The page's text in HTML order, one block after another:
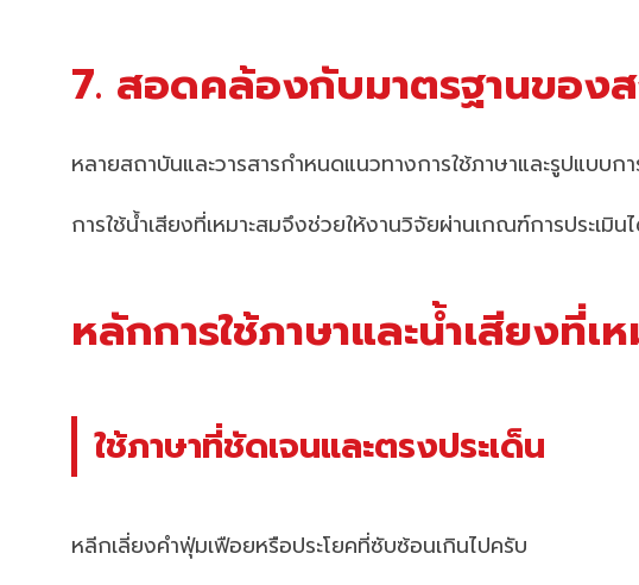
7. สอดคล้องกับมาตรฐานของส
หลายสถาบันและวารสารกำหนดแนวทางการใช้ภาษาและรูปแบบก
การใช้น้ำเสียงที่เหมาะสมจึงช่วยให้งานวิจัยผ่านเกณฑ์การประเมิน
หลักการใช้ภาษาและน้ำเสียงที่เ
ใช้ภาษาที่ชัดเจนและตรงประเด็น
หลีกเลี่ยงคำฟุ่มเฟือยหรือประโยคที่ซับซ้อนเกินไปครับ